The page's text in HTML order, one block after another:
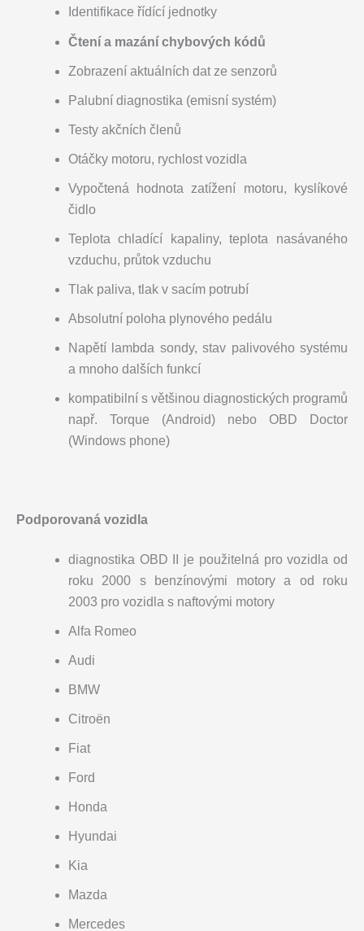
Identifikace řídící jednotky
Čtení a mazání chybových kódů
Zobrazení aktuálních dat ze senzorů
Palubní diagnostika (emisní systém)
Testy akčních členů
Otáčky motoru, rychlost vozidla
Vypočtená hodnota zatížení motoru, kyslíkové
čidlo
Teplota chladící kapaliny, teplota nasávaného
vzduchu, průtok vzduchu
Tlak paliva, tlak v sacím potrubí
Absolutní poloha plynového pedálu
Napětí lambda sondy, stav palivového systému
a mnoho dalších funkcí
kompatibilní s většinou diagnostických programů
např. Torque (Android) nebo OBD Doctor
(Windows phone)
Podporovaná vozidla
diagnostika OBD II je použitelná pro vozidla od
roku 2000 s benzínovými motory a od roku
2003 pro vozidla s naftovými motory
Alfa Romeo
Audi
BMW
Citroën
Fiat
Ford
Honda
Hyundai
Kia
Mazda
Mercedes